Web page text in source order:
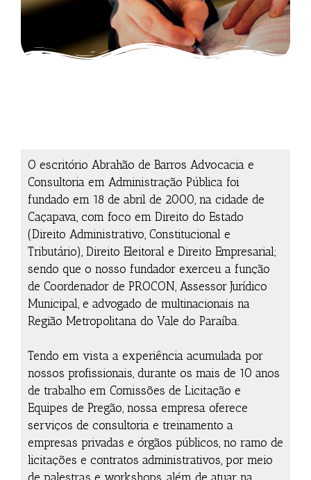
O escritório Abrahão de Barros Advocacia e
Consultoria em Administração Pública foi
fundado em 18 de abril de 2000, na cidade de
Caçapava, com foco em Direito do Estado
(Direito Administrativo, Constitucional e
Tributário), Direito Eleitoral e Direito Empresarial;
sendo que o nosso fundador exerceu a função
de Coordenador de PROCON, Assessor Jurídico
Municipal, e advogado de multinacionais na
Região Metropolitana do Vale do Paraíba.
Tendo em vista a experiência acumulada por
nossos profissionais, durante os mais de 10 anos
de trabalho em Comissões de Licitação e
Equipes de Pregão, nossa empresa oferece
serviços de consultoria e treinamento a
empresas privadas e órgãos públicos, no ramo de
licitações e contratos administrativos, por meio